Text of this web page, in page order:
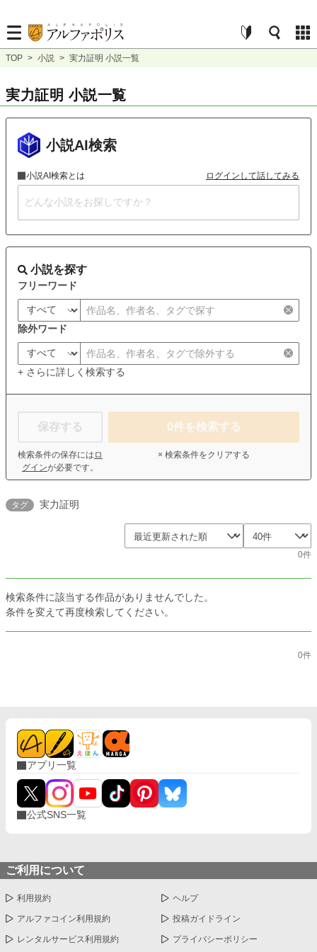
TOP > 小説 > 実力証明 小説一覧
実力証明 小説一覧
小説AI検索
小説AI検索とは ログインして話してみる
小説を探す
フリーワード
除外ワード
+ さらに詳しく検索する
保存する
検索条件の保存には ロ
グインが必要です。
0件を検索する
× 検索条件をクリアする
タグ 実力証明
0件
検索条件に該当する作品がありませんでした。
条件を変えて再度検索してください。
0件
アプリ一覧
公式SNS一覧
ご利用について
利用規約 ヘルプ
アルファコイン利用規約 投稿ガイドライン
レンタルサービス利用規約 プライバシーポリシー